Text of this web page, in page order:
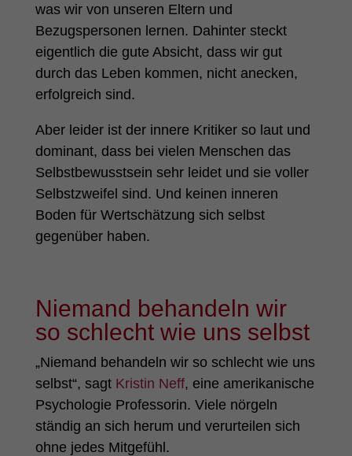
was wir von unseren Eltern und
Bezugspersonen lernen. Dahinter steckt
eigentlich die gute Absicht, dass wir gut
durch das Leben kommen, nicht anecken,
erfolgreich sind.
Aber leider ist der innere Kritiker so laut und
dominant, dass bei vielen Menschen das
Selbstbewusstsein sehr leidet und sie voller
Selbstzweifel sind. Und keinen inneren
Boden für Wertschätzung sich selbst
gegenüber haben.
Niemand behandeln wir
so schlecht wie uns selbst
„Niemand behandeln wir so schlecht wie uns
selbst“, sagt Kristin Neff, eine amerikanische
Psychologie Professorin. Viele nörgeln
ständig an sich herum und verurteilen sich
ohne jedes Mitgefühl.